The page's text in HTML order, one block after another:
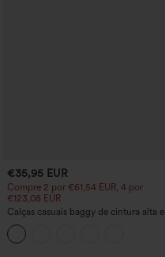
€35,95 EUR
Compre 2 por €61,54 EUR, 4 por
€123,08 EUR
Calças casuais baggy de cintura alta e
perna larga, com bolsos